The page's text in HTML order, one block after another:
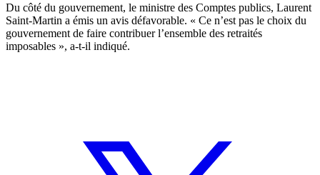
Du côté du gouvernement, le ministre des Comptes publics, Laurent
Saint-Martin a émis un avis défavorable. « Ce n’est pas le choix du
gouvernement de faire contribuer l’ensemble des retraités
imposables », a-t-il indiqué.